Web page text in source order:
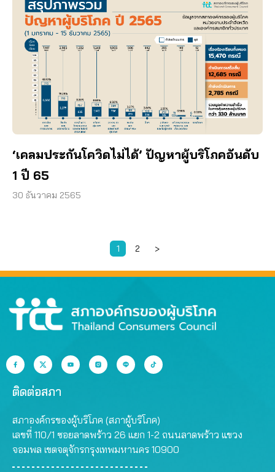
‘เคลมประกันโควิดไม่ได้’ ปัญหาผู้บริโภคอันดับ
1 ปี 65
30 ธันวาคม 2565
1 2 >
ติดต่อสภา
สภาองค์กรของผู้บริโภค (สภาผู้บริโภค)
เลขที่ 110/1 ซอยลาดพร้าว 26 แยก 1-2 ถนนลาดพร้าว แขวง
จอมพล เขตจตุจักรกรุงเทพมหานคร 10900